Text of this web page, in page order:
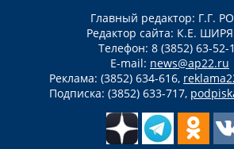
Главный редактор: Г.Г.
Редактор сайта: К.Е.
Телефон: 8 (3852) 63-52-
E-mail: news@ap22.ru
Реклама: (3852) 634-616,
Подписка: (3852) 633-717,